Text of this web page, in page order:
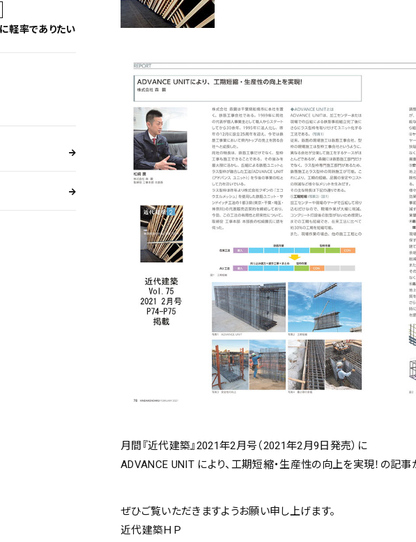
月間『近代建築』2021年2月号（2021年2月9日発売）に
ADVANCE UNIT により、工期短縮・生産性の向上を実現！の記事
ぜひご覧いただきますようお願い申し上げます。
近代建築ＨＰ
軽率でありたい